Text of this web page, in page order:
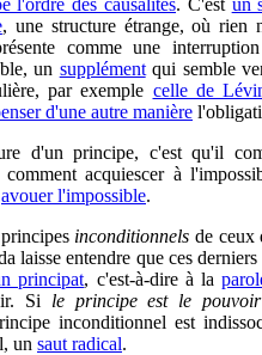
l'ordre des causalités. C'est un
, une structure étrange, où rien
comme une
un supplémentqui semble
par exemple celle de
d'une autre manière
d'un principe, c'est qu'il
acquiescer à
avouer l'impossible.
inconditionnels de ceux
laisse entendre que ces
principat, c'est-à-dire à la
Si le principe est le pouvoir
inconditionnel est
un saut radical.